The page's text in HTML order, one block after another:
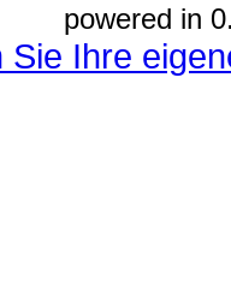
powered in
Sie Ihre